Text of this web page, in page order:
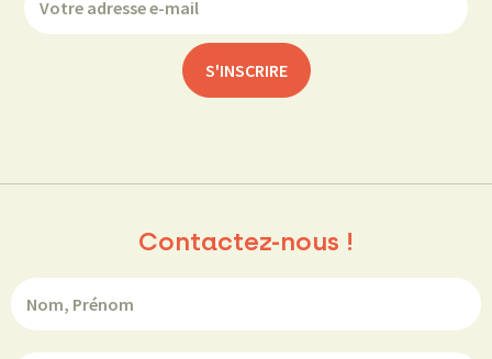
Contactez-nous !